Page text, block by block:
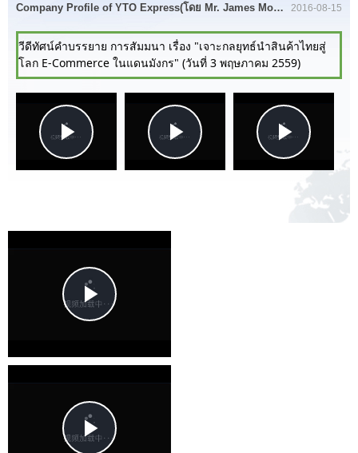
2016-08-15
Company Profile of YTO Express(โดย Mr. James Mo PDF).pdf
วีดีทัศน์คำบรรยาย การสัมมนา เรื่อง "เจาะกลยุทธ์นำสินค้าไทยสู่
โลก E-Commerce ในแดนมังกร" (วันที่ 3 พฤษภาคม 2559)
Play
Play
Play
Play
Video
Play